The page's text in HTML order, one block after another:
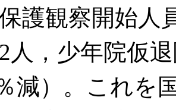
護観察開始人
人，少年院仮
減）。これを